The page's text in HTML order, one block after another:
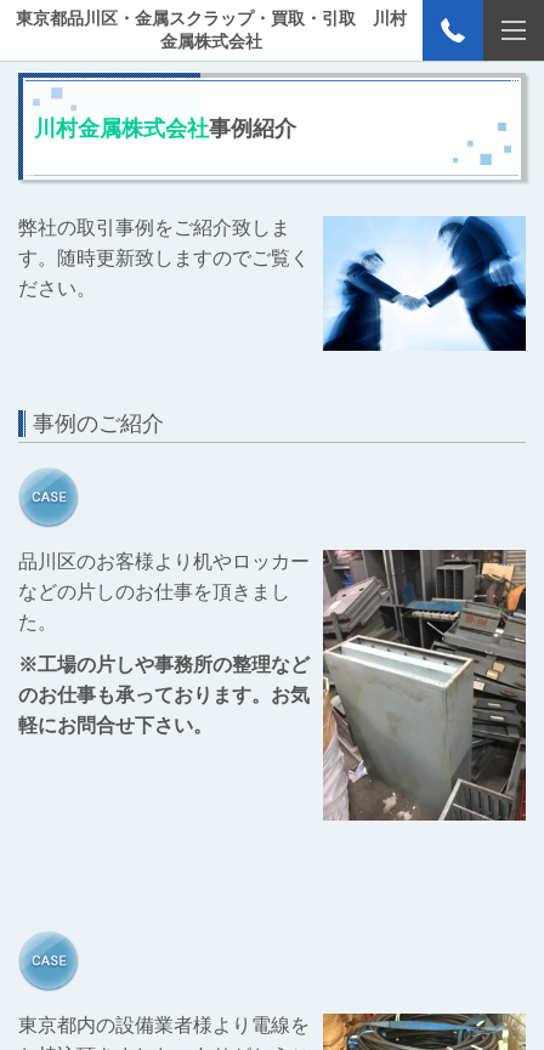
東京都品川区・金属スクラップ・買取・引取 川村
金属株式会社
川村金属株式会社事例紹介
弊社の取引事例をご紹介致しま
す。随時更新致しますのでご覧く
ださい。
事例のご紹介
品川区のお客様より机やロッカー
などの片しのお仕事を頂きまし
た。
※工場の片しや事務所の整理など
のお仕事も承っております。お気
軽にお問合せ下さい。
東京都内の設備業者様より電線を